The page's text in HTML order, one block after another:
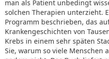
man als Patient unbedingt
solchen Therapien unterzieht.
Programm beschrieben, das
Krankengeschichten von
Krebs in einem sehr späten
Sie, warum so viele Menschen